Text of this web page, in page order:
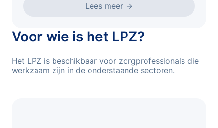
Lees meer →
Voor wie is het LPZ?
Het LPZ is beschikbaar voor zorgprofessionals die
werkzaam zijn in de onderstaande sectoren.